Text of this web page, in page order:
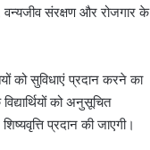
वन्यजीव संरक्षण और रोजगार के
को सुविधाएं प्रदान करने का
को अनुसूचित
प्रदान की जाएगी।